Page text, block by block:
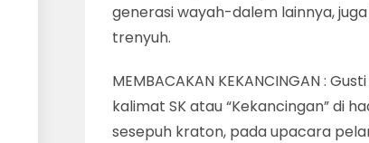
generasi wayah-dalem lainnya,
trenyuh.
MEMBACAKAN KEKANCINGAN :
kalimat SK atau “Kekancingan” di
sesepuh kraton, pada upacara